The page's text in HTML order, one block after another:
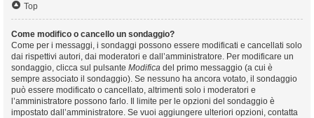
Top
Come modifico o cancello un sondaggio?
Come per i messaggi, i sondaggi possono essere modificati e cancellati solo
dai rispettivi autori, dai moderatori e dall’amministratore. Per modificare un
sondaggio, clicca sul pulsante Modifica del primo messaggio (a cui è
sempre associato il sondaggio). Se nessuno ha ancora votato, il sondaggio
può essere modificato o cancellato, altrimenti solo i moderatori e
l’amministratore possono farlo. Il limite per le opzioni del sondaggio è
impostato dall’amministratore. Se vuoi aggiungere ulteriori opzioni, contatta